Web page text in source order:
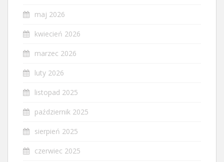
maj 2026
kwiecień 2026
marzec 2026
luty 2026
listopad 2025
październik 2025
sierpień 2025
czerwiec 2025